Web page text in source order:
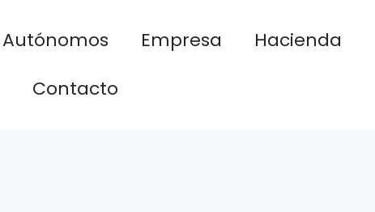
Autónomos Empresa Hacienda
Contacto